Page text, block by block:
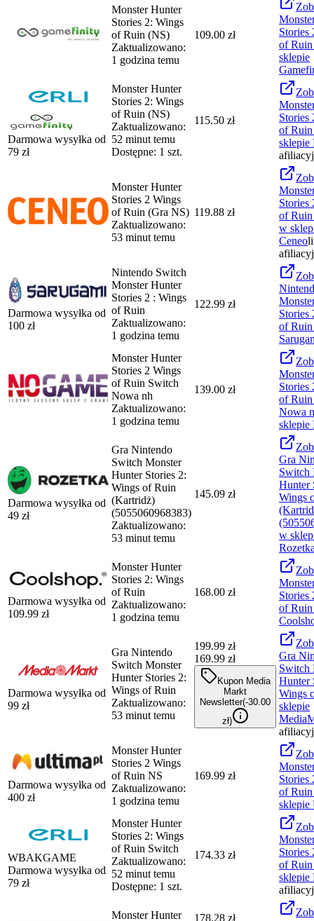
Monster Hunter
Stories 2: Wings
of Ruin (NS)
Zaktualizowano:
1 godzina temu
109.00 zł
Stories
of
sklepie
Darmowa wysyłka od
79 zł
Monster Hunter
Stories 2: Wings
of Ruin (NS)
Zaktualizowano:
52 minut temu
Dostępne: 1 szt.
115.50 zł
Stories
of
sklepie
Monster Hunter
Stories 2 Wings
of Ruin (Gra NS)
Zaktualizowano:
53 minut temu
119.88 zł
Stories
of
w
Ceneo
Darmowa wysyłka od
100 zł
Nintendo Switch
Monster Hunter
Stories 2 : Wings
of Ruin
Zaktualizowano:
1 godzina temu
122.99 zł
Stories
of Ruin
Monster Hunter
Stories 2 Wings
of Ruin Switch
Nowa nh
Zaktualizowano:
1 godzina temu
139.00 zł
Stories
of
Nowa
sklepie
Darmowa wysyłka od
49 zł
Gra Nintendo
Switch Monster
Hunter Stories 2:
Wings of Ruin
(Kartridż)
(5055060968383)
Zaktualizowano:
53 minut temu
145.09 zł
Gra
Switch
Hunter
Wings
w
Darmowa wysyłka od
109.99 zł
Monster Hunter
Stories 2: Wings
of Ruin
Zaktualizowano:
1 godzina temu
168.00 zł
Stories
of Ruin
Darmowa wysyłka od
99 zł
Gra Nintendo
Switch Monster
Hunter Stories 2:
Wings of Ruin
Zaktualizowano:
53 minut temu
199.99 zł
169.99 zł
Kupon Media
Markt
Newsletter(-30.00
zł)
Gra
Switch
Hunter
Wings
sklepie
Darmowa wysyłka od
400 zł
Monster Hunter
Stories 2 Wings
of Ruin NS
Zaktualizowano:
1 godzina temu
169.99 zł
Stories
of
sklepie
WBAKGAME
Darmowa wysyłka od
79 zł
Monster Hunter
Stories 2: Wings
of Ruin Switch
Zaktualizowano:
52 minut temu
Dostępne: 1 szt.
174.33 zł
Stories
of
sklepie
Monster Hunter 178.28 zł